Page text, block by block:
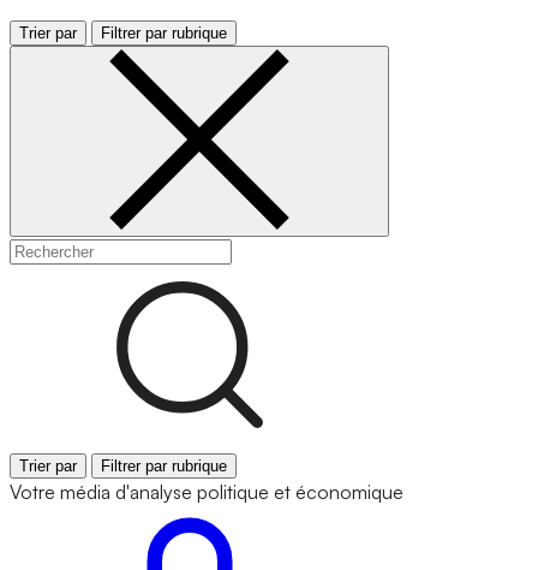
Trier par Filtrer par rubrique
Trier par Filtrer par rubrique
Votre média d'analyse politique et économique